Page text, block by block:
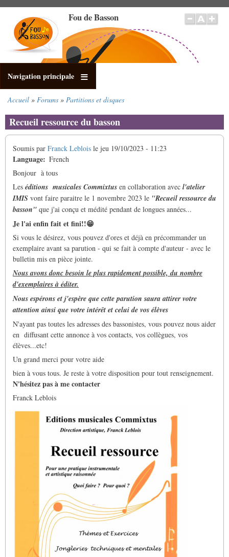
contenu
principal
Fou de Basson
Navigation principale
d'Ariane
Accueil Forums Partitions et disques
Recueil ressource du basson
Soumis par Franck Leblois le jeu 19/10/2023 - 11:23
Language
French
Bonjour à tous
Les éditions musicales Commixtus en collaboration avec l'atelier
IMIS vont faire paraitre le 1 novembre 2023 le "Recueil ressource du
basson" que j'ai conçu et médité pendant de longues années...
Je l'ai enfin fait et fini!!😁
Si vous le désirez, vous pouvez d'ores et déjà en précommander un
exemplaire avant sa parution - qui se fait à compte d'auteur - avec le
bulletin mis en pièce jointe.
Nous avons donc besoin le plus rapidement possible, du nombre
d'exemplaires à éditer.
Nous espérons et j'espère que cette parution saura attirer votre
attention ainsi que votre intérêt et celui de vos élèves
N'ayant pas toutes les adresses des bassonistes, vous pouvez nous aider
en diffusant cette annonce à vos contacts, vos collègues, vos
élèves...etc!
Un grand merci pour votre aide
bien à vous tous. Je reste à votre disposition pour tout renseignement.
N'hésitez pas à me contacter
Franck Leblois